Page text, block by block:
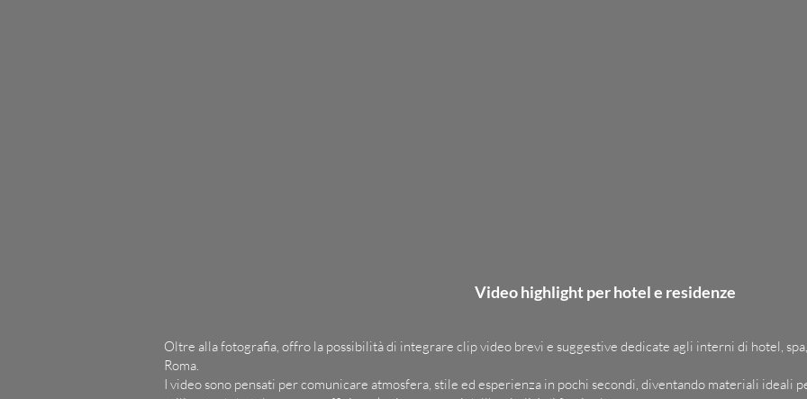
Video highlight per hotel e residenze
Oltre alla fotografia, offro la possibilità di integrare clip video brevi e suggestive dedicate agli interni di hotel,
Roma.
I video sono pensati per comunicare atmosfera, stile ed esperienza in pochi secondi, diventando materiali ideali